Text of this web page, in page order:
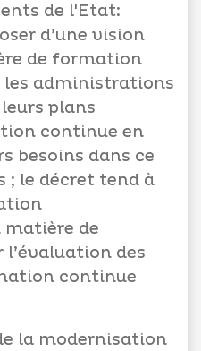
de l'Etat:
d’une vision
de formation
les administrations
plans
continue en
besoins dans ce
; le décret tend à
de
des
continue
la modernisation